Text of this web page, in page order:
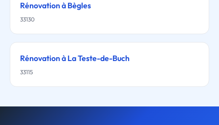
Rénovation à Bègles
33130
Rénovation à La Teste-de-Buch
33115